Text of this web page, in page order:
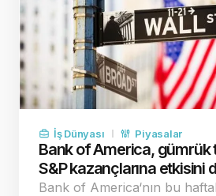
İş Dünyası Piyasalar
Bank of America, gümrük
S&P kazançlarına etkisini
Bank of America‘nın bu